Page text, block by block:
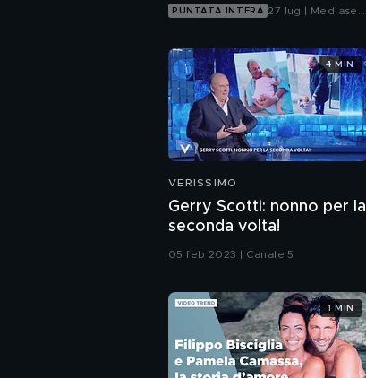
PUNTATA INTERA 27 lug | Mediaset
VERISSIMO
Gerry Scotti: nonno per la
seconda volta!
05 feb 2023 | Canale 5
4 MIN
1 MIN